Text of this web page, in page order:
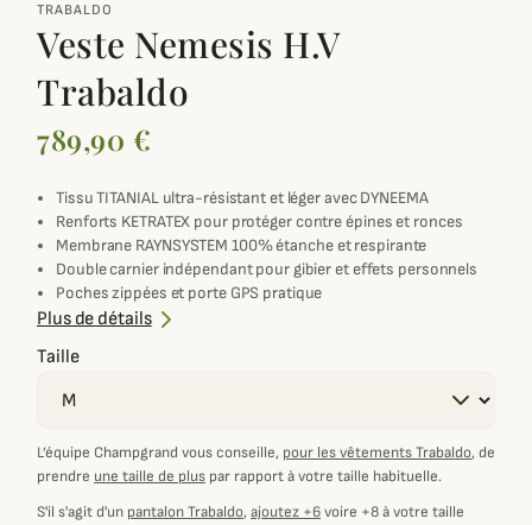
TRABALDO
Veste Nemesis H.V
Trabaldo
789,90 €
Tissu TITANIAL ultra-résistant et léger avec DYNEEMA
Renforts KETRATEX pour protéger contre épines et ronces
Membrane RAYNSYSTEM 100% étanche et respirante
Double carnier indépendant pour gibier et effets personnels
Poches zippées et porte GPS pratique
Taille ajustable pour superposer vos couches
Plus de détails
Taille
L’équipe Champgrand vous conseille, pour les vêtements Trabaldo, de
prendre une taille de plus par rapport à votre taille habituelle.
S'il s'agit d'un pantalon Trabaldo, ajoutez +6voire +8 à votre taille